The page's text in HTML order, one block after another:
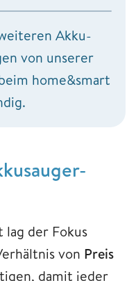
Akku-
von unserer
home&smart
lag der Fokus
von Preis
damit jeder